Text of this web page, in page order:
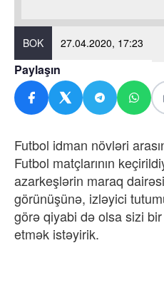
BOK 27.04.2020, 17:23
Paylaşın
Futbol idman növləri
Futbol matçlarının
azarkeşlərin maraq
görünüşünə, izləyici
görə qiyabi də olsa sizi
etmək istəyirik.